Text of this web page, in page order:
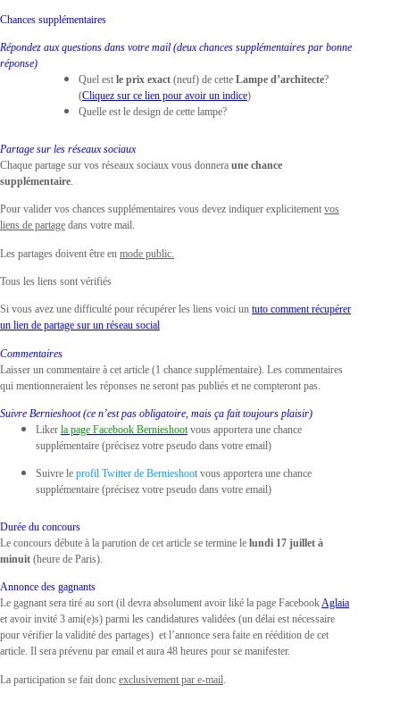
Chances supplémentaires
Répondez aux questions dans votre mail (deux chances supplémentaires par bonne
réponse)
Quel est le prix exact (neuf) de cette Lampe d’architecte?
(Cliquez sur ce lien pour avoir un indice)
Quelle est le design de cette lampe?
Partage sur les réseaux sociaux
Chaque partage sur vos réseaux sociaux vous donnera une chance
supplémentaire.
Pour valider vos chances supplémentaires vous devez indiquer explicitement vos
liens de partage dans votre mail.
Les partages doivent être en mode public.
Tous les liens sont vérifiés
Si vous avez une difficulté pour récupérer les liens voici un tuto comment récupérer
un lien de partage sur un réseau social
Commentaires
Laisser un commentaire à cet article (1 chance supplémentaire). Les commentaires
qui mentionneraient les réponses ne seront pas publiés et ne compteront pas.
Suivre Bernieshoot (ce n’est pas obligatoire, mais ça fait toujours plaisir)
Liker la page Facebook Bernieshootvous apportera une chance
supplémentaire (précisez votre pseudo dans votre email)
Suivre le profil Twitter de Bernieshoot vous apportera une chance
supplémentaire (précisez votre pseudo dans votre email)
Durée du concours
Le concours débute à la parution de cet article se termine le lundi 17 juillet à
minuit (heure de Paris).
Annonce des gagnants
Le gagnant sera tiré au sort (il devra absolument avoir liké la page FacebookAglaia
et avoir invité 3 ami(e)s) parmi les candidatures validées (un délai est nécessaire
pour vérifier la validité des partages) et l’annonce sera faite en réédition de cet
article. Il sera prévenu par email et aura 48 heures pour se manifester.
La participation se fait donc exclusivement par e-mail.